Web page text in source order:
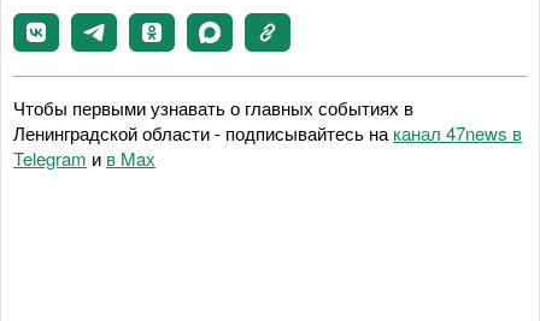
Чтобы первыми узнавать о главных событиях в
Ленинградской области - подписывайтесь на канал 47news в
Telegram и в Maх